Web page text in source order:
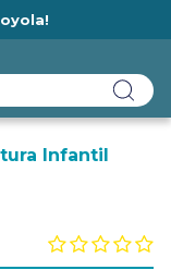
Infantil